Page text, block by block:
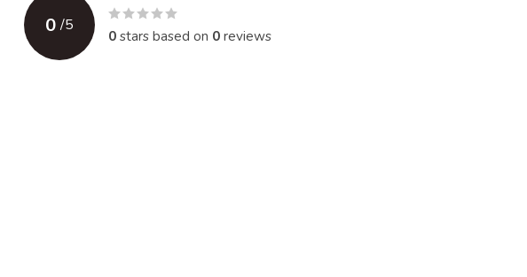
0 /5
0stars based on 0reviews